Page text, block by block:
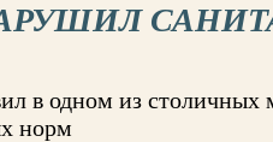
в одном из
норм